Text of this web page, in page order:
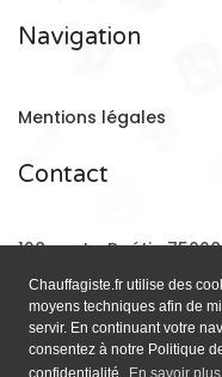
Chauffagiste.fr utilise des
moyens techniques afin de
servir. En continuant votre
consentez à notre Politique
confidentialité.
En savoir plus
Navigation
Mentions légales
Contact
128 rue La Boétie 75008
Email: